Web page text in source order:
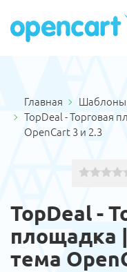
Главная
Шаблоны
TopDeal - Торговая
OpenCart 3 и 2.3
TopDeal -
площадка
тема